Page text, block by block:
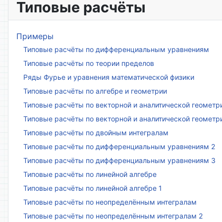
Типовые расчёты
Примеры
Типовые расчёты по дифференциальным уравнениям
Типовые расчёты по теории пределов
Ряды Фурье и уравнения математической физики
Типовые расчёты по алгебре и геометрии
Типовые расчёты по векторной и аналитической
Типовые расчёты по векторной и аналитической
Типовые расчёты по двойным интегралам
Типовые расчёты по дифференциальным уравнениям 2
Типовые расчёты по дифференциальным уравнениям 3
Типовые расчёты по линейной алгебре
Типовые расчёты по линейной алгебре 1
Типовые расчёты по неопределённым интегралам
Типовые расчёты по неопределённым интегралам 2